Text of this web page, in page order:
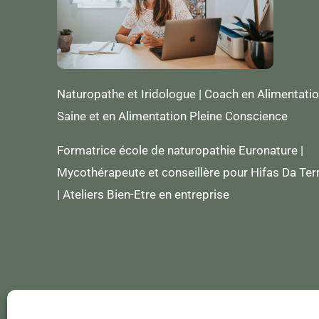
Naturopathe et Iridologue | Coach en
Saine et en Alimentation Pleine Conscience
Formatrice école de naturopathie Euronature |
Mycothérapeute et conseillère pour Hifas Da
| Ateliers Bien-Etre en entreprise